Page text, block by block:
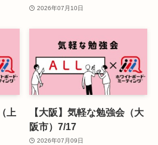
2026年07月10日
上
【大阪】気軽な勉強会（大
阪市）7/17
2026年07月09日